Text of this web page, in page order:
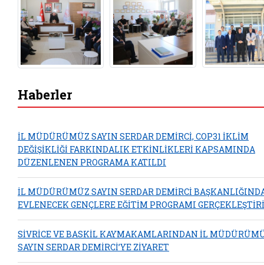
Haberler
İL MÜDÜRÜMÜZ SAYIN SERDAR DEMİRCİ, COP31 İKLİM
DEĞİŞİKLİĞİ FARKINDALIK ETKİNLİKLERİ KAPSAMINDA
DÜZENLENEN PROGRAMA KATILDI
İL MÜDÜRÜMÜZ SAYIN SERDAR DEMİRCİ
EVLENECEK GENÇLERE EĞİTİM PROGRAMI
SİVRİCE VE BASKİL KAYMAKAMLARINDAN İL
SAYIN SERDAR DEMİRCİ’YE ZİYARET